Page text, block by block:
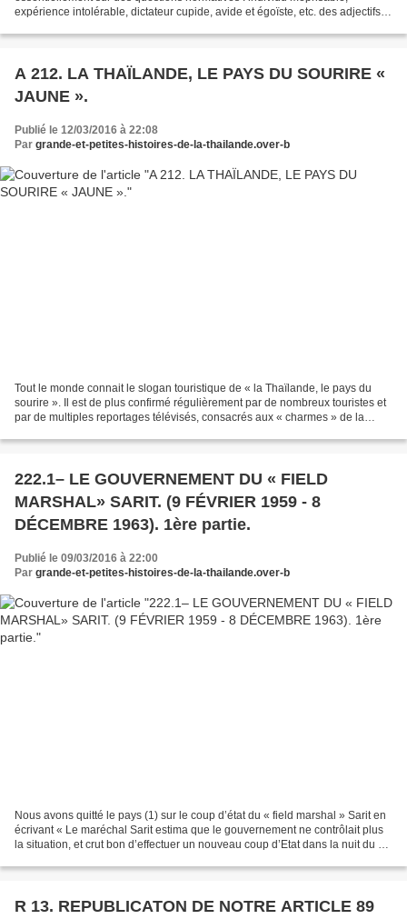
expérience intolérable, dictateur cupide, avide et égoïste, etc. des adjectifs
A 212. LA THAÏLANDE, LE PAYS DU SOURIRE «
JAUNE ».
Publié le 12/03/2016 à 22:08
Par grande-et-petites-histoires-de-la-thailande.over-b
Tout le monde connait le slogan touristique de « la Thaïlande, le pays du
sourire ». Il est de plus confirmé régulièrement par de nombreux touristes et
par de multiples reportages télévisés, consacrés aux « charmes » de la
222.1– LE GOUVERNEMENT DU « FIELD
MARSHAL» SARIT. (9 FÉVRIER 1959 - 8
DÉCEMBRE 1963). 1ère partie.
Publié le 09/03/2016 à 22:00
Par grande-et-petites-histoires-de-la-thailande.over-b
Nous avons quitté le pays (1) sur le coup d’état du « field marshal » Sarit en
écrivant « Le maréchal Sarit estima que le gouvernement ne contrôlait plus
la situation, et crut bon d’effectuer un nouveau coup d’Etat dans la nuit du 20
R 13. REPUBLICATON DE NOTRE ARTICLE 89